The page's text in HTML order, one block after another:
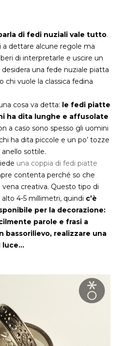
di fedi nuziali vale tutto.
a dettare alcune regole ma
di interpretarle e uscire un
desidera una fede nuziale piatta
chi vuole la classica fedina
cosa va detta: le fedi piatte
ha dita lunghe e affusolate
a caso sono spesso gli uomini
ha dita piccole e un po’ tozze
sottile.
una coppia di fedi piatte
contenta perché so che
creativa. Questo tipo di
4-5 millimetri, quindi c’è
per la decorazione:
parole e frasi a
bassorilievo, realizzare una
luce…